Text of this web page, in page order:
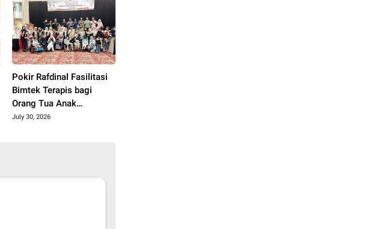
Pokir Rafdinal Fasilitasi
Bimtek Terapis bagi
Orang Tua Anak
Berkebutuhan Khusus,
July 30, 2026